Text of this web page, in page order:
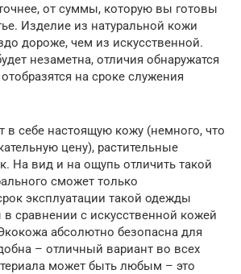
от суммы, которую вы готовы
Изделие из натуральной кожи
дороже, чем из искусственной.
незаметна, отличия обнаружатся
на сроке служения
в себе настоящую кожу (немного, что
цену), растительные
На вид и на ощупь отличить такой
сможет только
эксплуатации такой одежды
сравнении с искусственной кожей
абсолютно безопасна для
– отличный вариант во всех
может быть любым – это